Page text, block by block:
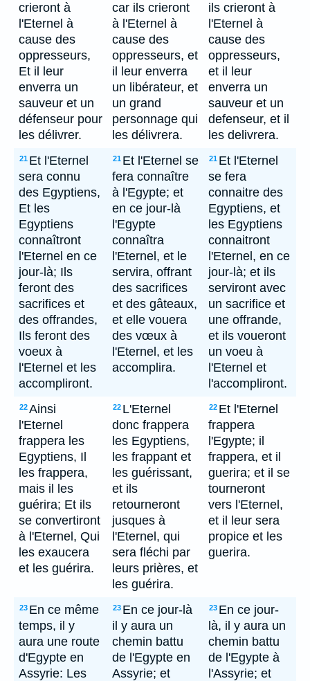
crieront à
l'Eternel à
cause des
oppresseurs,
Et il leur
enverra un
sauveur et un
défenseur pour
les délivrer.
car ils crieront
à l'Eternel à
cause des
oppresseurs, et
il leur enverra
un libérateur, et
un grand
personnage qui
les délivrera.
ils crieront à
l'Eternel à
cause des
oppresseurs,
et il leur
enverra un
sauveur et un
defenseur, et il
les delivrera.
21 Et l'Eternel
sera connu
des Egyptiens,
Et les
Egyptiens
connaîtront
l'Eternel en ce
jour-là; Ils
feront des
sacrifices et
des offrandes,
Ils feront des
voeux à
l'Eternel et les
accompliront.
21 Et l'Eternel se
fera connaître
à l'Egypte; et
en ce jour-là
l'Egypte
connaîtra
l'Eternel, et le
servira, offrant
des sacrifices
et des gâteaux,
et elle vouera
des vœux à
l'Eternel, et les
accomplira.
21 Et l'Eternel
se fera
connaitre des
Egyptiens, et
les Egyptiens
connaitront
l'Eternel, en ce
jour-là; et ils
serviront avec
un sacrifice et
une offrande,
et ils voueront
un voeu à
l'Eternel et
l'accompliront.
22Ainsi
l'Eternel
frappera les
Egyptiens, Il
les frappera,
mais il les
guérira; Et ils
se convertiront
à l'Eternel, Qui
les exaucera
et les guérira.
22 L'Eternel
donc frappera
les Egyptiens,
les frappant et
les guérissant,
et ils
retourneront
jusques à
l'Eternel, qui
sera fléchi par
leurs prières, et
les guérira.
22 Et l'Eternel
frappera
l'Egypte; il
frappera, et il
guerira; et il se
tourneront
vers l'Eternel,
et il leur sera
propice et les
guerira.
23 En ce même
temps, il y
aura une route
d'Egypte en
Assyrie: Les
23 En ce jour-là
il y aura un
chemin battu
de l'Egypte en
Assyrie; et
23 En ce jour-
là, il y aura un
chemin battu
de l'Egypte à
l'Assyrie; et